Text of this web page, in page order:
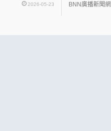
2026-05-23 BNN廣播新聞網